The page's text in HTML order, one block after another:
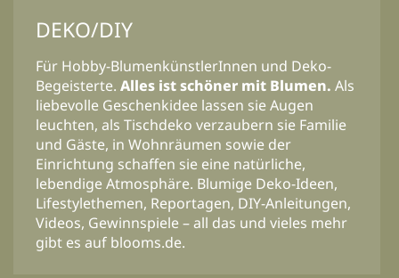
DEKO/DIY
Für Hobby-BlumenkünstlerInnen und Deko-
Begeisterte. Alles ist schöner mit Blumen. Als
liebevolle Geschenkidee lassen sie Augen
leuchten, als Tischdeko verzaubern sie Familie
und Gäste, in Wohnräumen sowie der
Einrichtung schaffen sie eine natürliche,
lebendige Atmosphäre. Blumige Deko-Ideen,
Lifestylethemen, Reportagen, DIY-Anleitungen,
Videos, Gewinnspiele – all das und vieles mehr
gibt es auf blooms.de.